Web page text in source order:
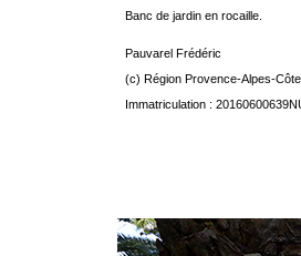
Banc de jardin en rocaille.
Pauvarel Frédéric
(c) Région Provence-Alpes-
Immatriculation :